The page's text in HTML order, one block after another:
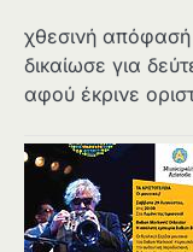
χθεσινή
δικαίωσε για
αφού έκρινε